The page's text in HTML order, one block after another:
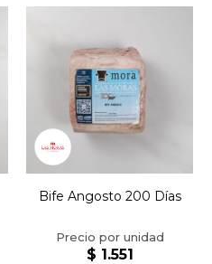
Bife Angosto 200 Días
$ 1.551